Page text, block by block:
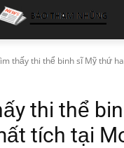
thấy thi thể binh sĩ Mỹ thứ
thi thể
tích tại